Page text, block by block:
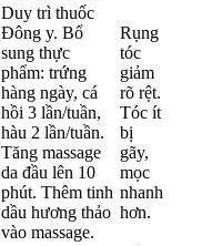
Duy trì thuốc
Đông y. Bổ
sung thực
phẩm: trứng
hàng ngày, cá
hồi 3 lần/tuần,
hàu 2 lần/tuần.
Tăng massage
da đầu lên 10
phút. Thêm tinh
dầu hương thảo
vào massage.
Rụng
tóc
giảm
rõ rệt.
Tóc ít
bị
gãy,
mọc
nhanh
hơn.